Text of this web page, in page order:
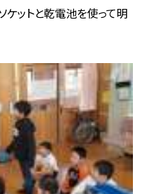
ケットと乾電池を使って明